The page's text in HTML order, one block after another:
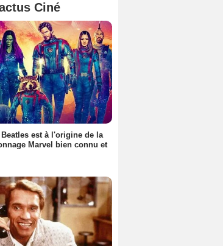
Ciné
est à l'origine de la
Marvel bien connu et